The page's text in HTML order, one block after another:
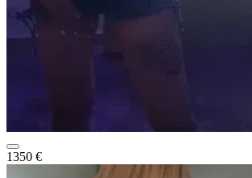
1350 €